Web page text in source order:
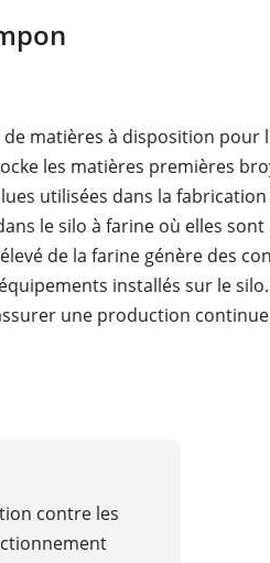
matières à disposition pour
les matières premières
utilisées dans la
le silo à farine où elles sont
de la farine génère des
installés sur le silo.
une production
contre les